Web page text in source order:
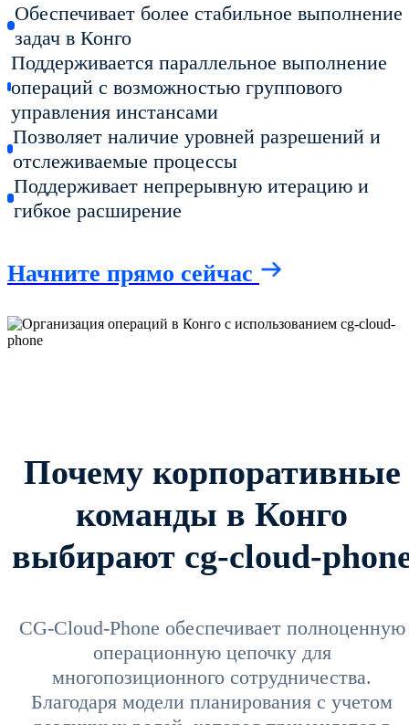
Обеспечивает более стабильное выполнение
задач в Конго
Поддерживается параллельное выполнение
операций с возможностью группового
управления инстансами
Позволяет наличие уровней разрешений и
отслеживаемые процессы
Поддерживает непрерывную итерацию и
гибкое расширение
Начните прямо сейчас
Почему корпоративные
команды в Конго
выбирают cg-cloud-
CG-Cloud-Phone обеспечивает полноценную
операционную цепочку для
многопозиционного сотрудничества.
Благодаря модели планирования с учетом